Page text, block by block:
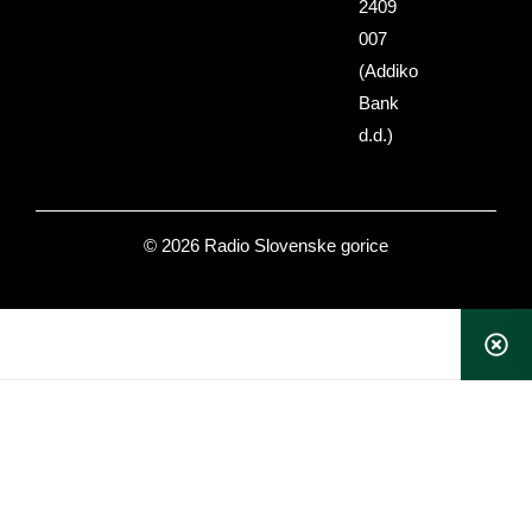
2409
007
(Addiko
Bank
d.d.)
© 2026 Radio Slovenske gorice